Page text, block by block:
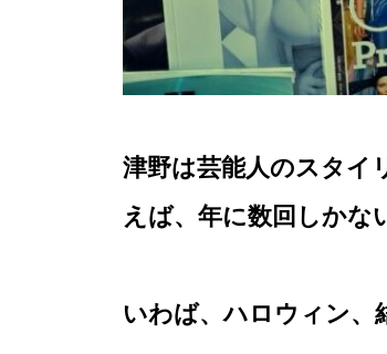
津野は芸能人のスタイ
えば、年に数回しかな
いわば、ハロウィン、